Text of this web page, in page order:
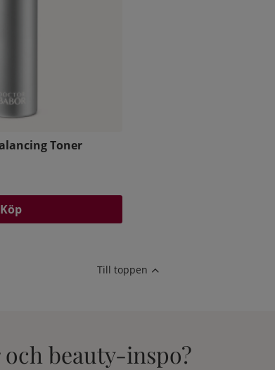
Toner
Köp
Till toppen
beauty-inspo?